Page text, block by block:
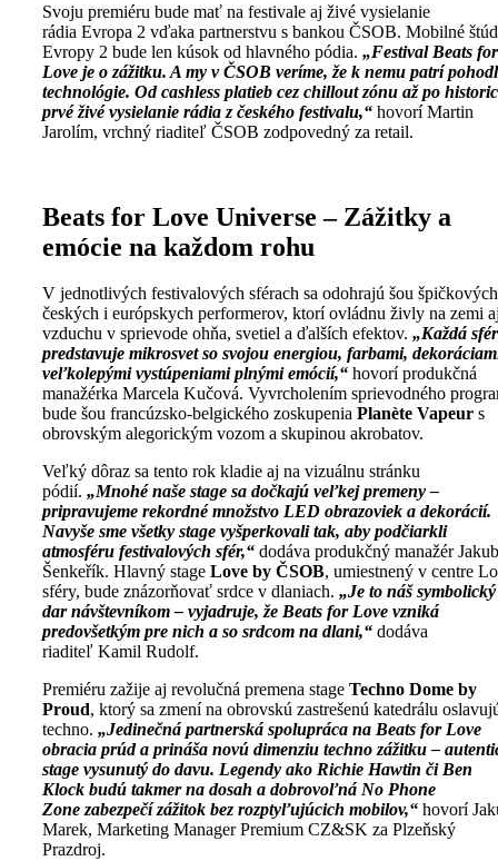
Svoju premiéru bude mať na festivale aj živé vysielanie
rádia Evropa 2 vďaka partnerstvu s bankou ČSOB. Mobilné
Evropy 2 bude len kúsok od hlavného pódia. „Festival Beats for
Love je o zážitku. A my v ČSOB veríme, že k nemu patrí
technológie. Od cashless platieb cez chillout zónu až po
prvé živé vysielanie rádia z českého festivalu,“ hovorí Martin
Jarolím, vrchný riaditeľ ČSOB zodpovedný za retail.
Beats for Love Universe – Zážitky a
emócie na každom rohu
V jednotlivých festivalových sférach sa odohrajú šou špičkových
českých i európskych performerov, ktorí ovládnu živly na zemi
vzduchu v sprievode ohňa, svetiel a ďalších efektov. „Každá
predstavuje mikrosvet so svojou energiou, farbami,
veľkolepými vystúpeniami plnými emócií,“ hovorí produkčná
manažérka Marcela Kučová. Vyvrcholením sprievodného
bude šou francúzsko-belgického zoskupenia Planète Vapeur s
obrovským alegorickým vozom a skupinou akrobatov.
Veľký dôraz sa tento rok kladie aj na vizuálnu stránku
pódií. „Mnohé naše stage sa dočkajú veľkej premeny –
pripravujeme rekordné množstvo LED obrazoviek a dekorácií.
Navyše sme všetky stage vyšperkovali tak, aby podčiarkli
atmosféru festivalových sfér,“ dodáva produkčný manažér Jakub
Šenkeřík. Hlavný stage Love by ČSOB, umiestnený v centre
sféry, bude znázorňovať srdce v dlaniach. „Je to náš symbolický
dar návštevníkom – vyjadruje, že Beats for Love vzniká
predovšetkým pre nich a so srdcom na dlani,“ dodáva
riaditeľ Kamil Rudolf.
Premiéru zažije aj revolučná premena stage Techno Dome by
Proud, ktorý sa zmení na obrovskú zastrešenú katedrálu
techno. „Jedinečná partnerská spolupráca na Beats for Love
obracia prúd a prináša novú dimenziu techno zážitku –
stage vysunutý do davu. Legendy ako Richie Hawtin či Ben
Klock budú takmer na dosah a dobrovoľná No Phone
Zone zabezpečí zážitok bez rozptyľujúcich mobilov,“ hovorí
Marek, Marketing Manager Premium CZ&SK za Plzeňský
Prazdroj.